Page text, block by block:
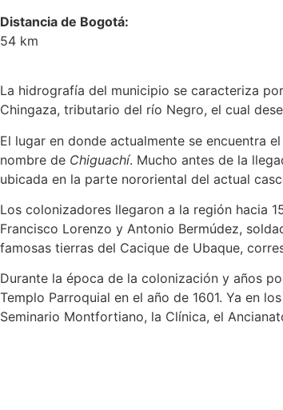
Distancia de Bogotá:
54 km
La hidrografía del municipio se caracteriza
Chingaza, tributario del río Negro, el cual
El lugar en donde actualmente se encuentra
nombre de Chiguachí. Mucho antes de la
ubicada en la parte nororiental del actual
Los colonizadores llegaron a la región hacia
Francisco Lorenzo y Antonio Bermúdez,
famosas tierras del Cacique de Ubaque,
Durante la época de la colonización y años
Templo Parroquial en el año de 1601. Ya en
Seminario Montfortiano, la Clínica, el